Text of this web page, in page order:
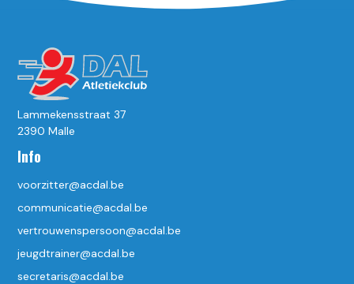
Lammekensstraat 37
2390 Malle
Info
voorzitter@acdal.be
communicatie@acdal.be
vertrouwenspersoon@acdal.be
jeugdtrainer@acdal.be
secretaris@acdal.be